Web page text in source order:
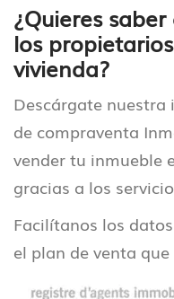
¿Quieres
los
vivienda?
Descárgate nuestra
de compraventa
vender tu inmueble
gracias a los
Facilítanos los
el plan de venta